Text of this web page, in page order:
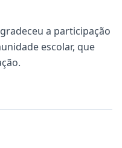
a participação
escolar, que